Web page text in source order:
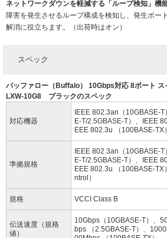
ネットワークダウンを軽減する「ループ検知」機
障害を発生させるループ構成を検知し、発生ポー
解消に役立ちます。（出荷時はオン）
スペック
バッファロー（Buffalo） 10Gbps対応 8ポート ス
LXW-10G8 ブラックのスペック
対応機器
IEEE 802.3an（10GBASE-
E-T/2.5GBASE-T）、IEEE
EEE 802.3u （100BASE-TX
準拠規格
IEEE 802.3an（10GBASE-
E-T/2.5GBASE-T）、IEEE
EEE 802.3u （100BASE-
ntrol）
規格 VCCI Class B
伝送速度（規格
値）
10Gbps（10GBASE-T）、
bps （2.5GBASE-T）、